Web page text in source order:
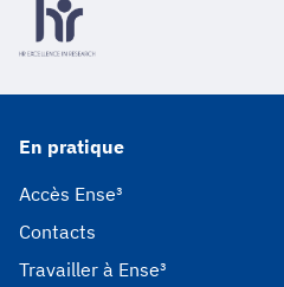
En pratique
Accès Ense³
Contacts
Travailler à Ense³